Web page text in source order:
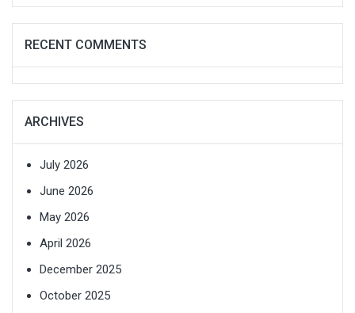
RECENT COMMENTS
ARCHIVES
July 2026
June 2026
May 2026
April 2026
December 2025
October 2025